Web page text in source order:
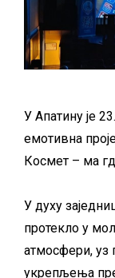
У Апатину је
емотивна
Космет – ма
У духу
протекло у
атмосфери, уз
укрепљења